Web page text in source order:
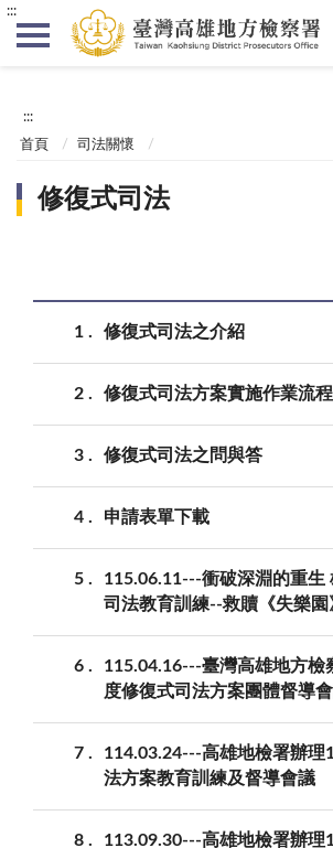
:::
:::
首頁 司法關懷
修復式司法
1 修復式司法之介紹
2 修復式司法方案實施作業流程
3 修復式司法之問與答
4 申請表單下載
5
115.06.11---衝破深淵的重生
司法教育訓練--救贖《失樂園
6
115.04.16---臺灣高雄地方檢
度修復式司法方案團體督導
7
114.03.24---高雄地檢署辦理
法方案教育訓練及督導會議
8
113.09.30---高雄地檢署辦理